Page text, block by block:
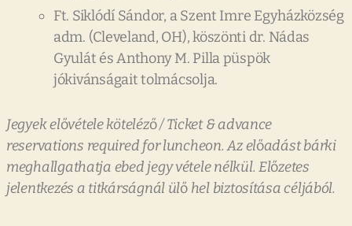
Ft. Siklódí Sándor, a Szent Imre Egyházközség
adm. (Cleveland, OH), köszönti dr. Nádas
Gyulát és Anthony M. Pilla püspök
jókivánságait tolmácsolja.
Jegyekelővételeköteléző/ Ticket &advance
reservations required for luncheon. Azelőadást bárki
meghallgathatja ebed jegy vétele nélkül. Előzetes
jelentkezés a titkárságnál ülő hel biztosításacéljából.